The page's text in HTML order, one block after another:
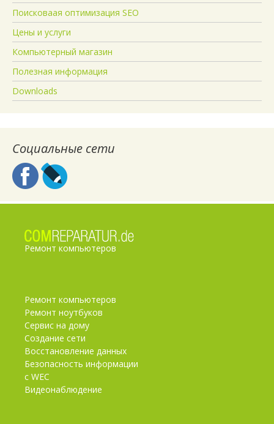
Поисковаая оптимизация SEO
Цены и услуги
Компьютерный магазин
Полезная информация
Downloads
Социальные сети
Ремонт компьютеров
Ремонт компьютеров
Ремонт ноутбуков
Сервис на дому
Создание сети
Восстановление данных
Безопасность информации
с WEC
Видеонаблюдение